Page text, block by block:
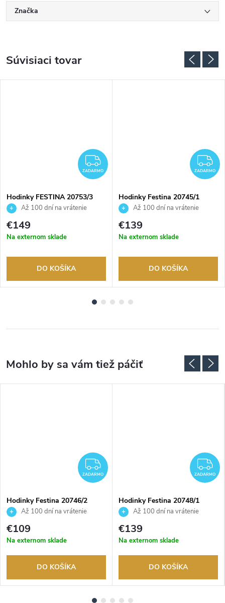
Značka
Súvisiaci tovar
ZADARMO
ZADARMO
Hodinky FESTINA 20753/3
Až 100 dní na vrátenie
tovaru. Autorizovaný predajca.
€149
Na externom sklade
DO KOŠÍKA
ZADARMO
Hodinky Festina 20745/1
Až 100 dní na vrátenie
tovaru. Autorizovaný predajca.
€139
Na externom sklade
DO KOŠÍKA
ZADARMO
ZADARMO
Hodinky Festina 20746/2
Až 100 dní na vrátenie
tovaru. Autorizovaný predajca.
€109
Na externom sklade
DO KOŠÍKA
ZADARMO
Hodinky Festina 20748/1
Až 100 dní na vrátenie
tovaru. Autorizovaný predajca.
€139
Na externom sklade
DO KOŠÍKA